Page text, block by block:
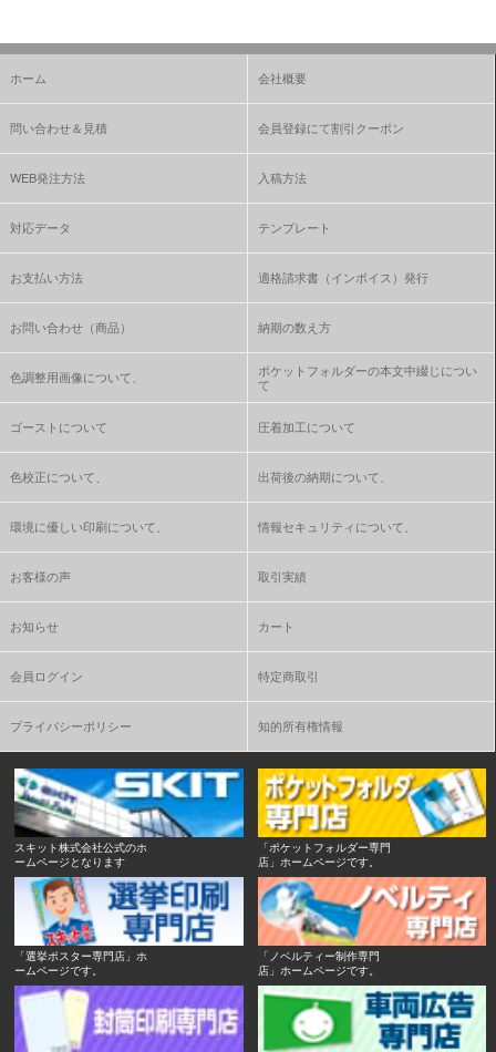
ホーム 会社概要
問い合わせ＆見積 会員登録にて割引クーポン
WEB発注方法 入稿方法
対応データ テンプレート
お支払い方法 適格請求書（インボイス）発行
お問い合わせ（商品） 納期の数え方
色調整用画像について、
ポケットフォルダーの本文中綴じについ
て
ゴーストについて 圧着加工について
色校正について、 出荷後の納期について、
環境に優しい印刷について、 情報セキュリティについて、
お客様の声 取引実績
お知らせ カート
会員ログイン 特定商取引
プライバシーポリシー 知的所有権情報
スキット株式会社公式のホ
ームページとなります
「ポケットフォルダー専門
店」ホームページです。
「選挙ポスター専門店」ホ
ームページです。
「ノベルティー制作専門
店」ホームページです。